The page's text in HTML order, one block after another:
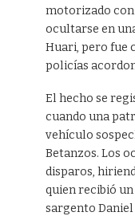
motorizado
ocultarse en
Huari, pero fue
policías
El hecho se
cuando una
vehículo
Betanzos. Los
disparos,
quien recibió
sargento